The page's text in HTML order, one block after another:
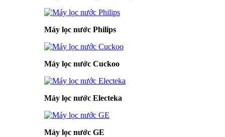
Máy lọc nước Philips
Máy lọc nước Cuckoo
Máy lọc nước Electeka
Máy lọc nước GE